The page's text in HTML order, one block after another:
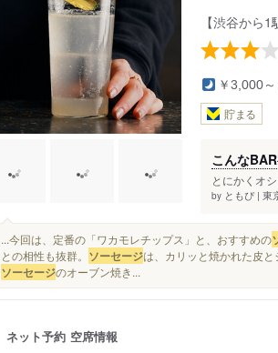
【渋谷から
￥3,000
貯まる
こんなBAR
とにかくオ
by ともぴ | 東
...今回は、定番の「ワカモレチップス」と、おすすめの
との相性も抜群。 ソーセージは、カリッと焼かれた皮
ソーセージのオーブン焼き...
ネット予約 空席情報